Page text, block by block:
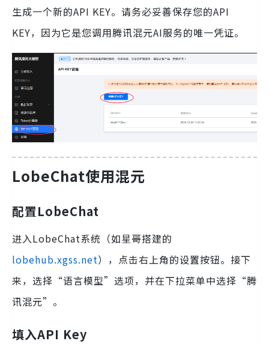
生成一个新的API KEY。请务必妥善保存您的API
KEY，因为它是您调用腾讯混元AI服务的唯一凭证。
LobeChat使用混元
配置LobeChat
进入LobeChat系统（如星哥搭建的
lobehub.xgss.net），点击右上角的设置按钮。接下
来，选择“语言模型”选项，并在下拉菜单中选择“腾
讯混元”。
填入API Key